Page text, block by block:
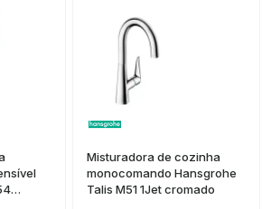
Misturadora de cozinha
monocomando Hansgrohe
Talis M51 1Jet cromado